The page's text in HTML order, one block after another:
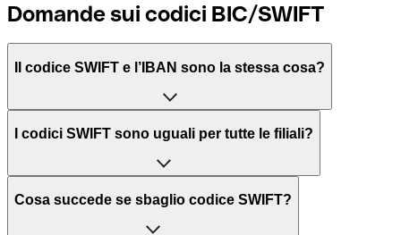
Domande sui codici BIC/SWIFT
Il codice SWIFT e l’IBAN sono la stessa cosa?
L'acronimo SWIFT sta per “Society for Worldwide
per l’elaborazione dei pagamenti tra diversi Paesi.
Il BIC, invece, sta per “Bank Identifier Code” ed è una
I codici SWIFT sono uguali per tutte le filiali?
Dipende dalle banche. In alcuni casi le banche utilizzano
Cosa succede se sbaglio codice SWIFT?